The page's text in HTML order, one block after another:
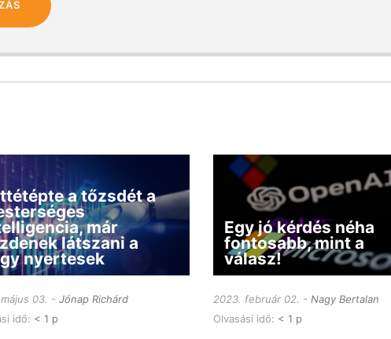
a tőzsdét a
már
látszani a
nyertesek
03.
Jónap Richárd
idő: < 1 p
Egy jó kérdés néha
fontosabb, mint a
válasz!
2023. február 02.
Nagy Bertalan
Olvasási idő: < 1 p